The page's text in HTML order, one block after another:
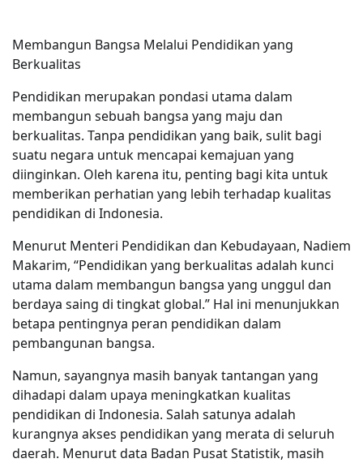
Membangun Bangsa Melalui Pendidikan yang
Berkualitas
Pendidikan merupakan pondasi utama dalam
membangun sebuah bangsa yang maju dan
berkualitas. Tanpa pendidikan yang baik, sulit bagi
suatu negara untuk mencapai kemajuan yang
diinginkan. Oleh karena itu, penting bagi kita untuk
memberikan perhatian yang lebih terhadap kualitas
pendidikan di Indonesia.
Menurut Menteri Pendidikan dan Kebudayaan, Nadiem
Makarim, “Pendidikan yang berkualitas adalah kunci
utama dalam membangun bangsa yang unggul dan
berdaya saing di tingkat global.” Hal ini menunjukkan
betapa pentingnya peran pendidikan dalam
pembangunan bangsa.
Namun, sayangnya masih banyak tantangan yang
dihadapi dalam upaya meningkatkan kualitas
pendidikan di Indonesia. Salah satunya adalah
kurangnya akses pendidikan yang merata di seluruh
daerah. Menurut data Badan Pusat Statistik, masih